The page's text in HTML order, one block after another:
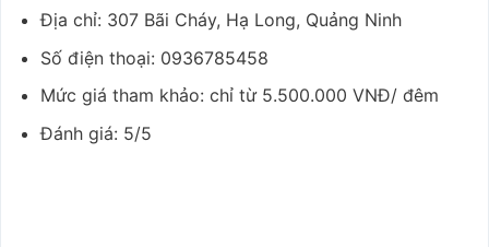
Địa chỉ: 307 Bãi Cháy, Hạ Long, Quảng Ninh
Số điện thoại: 0936785458
Mức giá tham khảo: chỉ từ 5.500.000 VNĐ/ đêm
Đánh giá: 5/5